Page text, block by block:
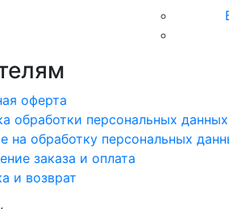
оферта
обработки персональных данных
на обработку персональных
заказа и оплата
и возврат